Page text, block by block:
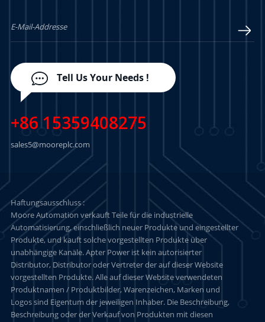
Tell Us Your Needs !
+86 15359408275
sales5@mooreplc.com
Haftungsausschluss :
Moore Automation verkauft Teile für die industrielle
Automatisierung, einschließlich neuer Produkte und eingestellter
Produkte, und kauft solche vorgestellten Produkte über
unabhängige Kanäle. Apter Power ist kein autorisierter
Distributor, Distributor oder Vertreter der auf dieser Website
vorgestellten Produkte. Alle auf dieser Website verwendeten
Produktnamen / Produktbilder, Warenzeichen, Marken und
Logos sind Eigentum der jeweiligen Inhaber. Die Beschreibung,
Beschreibung oder der Verkauf von Produkten mit diesen